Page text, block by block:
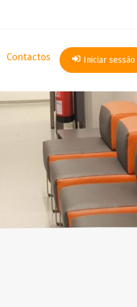
Iniciar sessão
Contactos